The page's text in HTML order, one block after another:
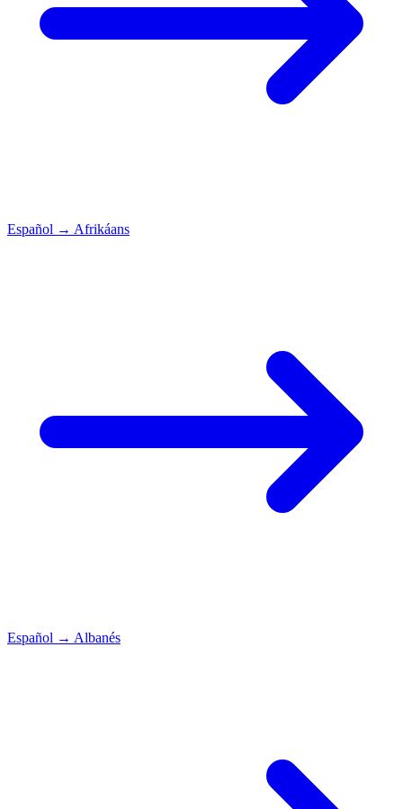
Español → Afrikáans
Español → Albanés